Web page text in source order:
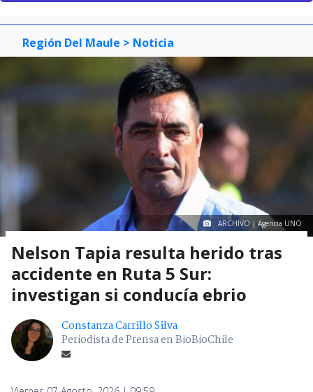
Región Del Maule > Noticia
ARCHIVO | Agencia UNO
Nelson Tapia resulta herido tras
accidente en Ruta 5 Sur:
investigan si conducía ebrio
Constanza Carrillo Silva
Periodista de Prensa en BioBioChile